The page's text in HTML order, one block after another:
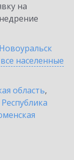
на
Новоуральск
населенные
область,
Республика